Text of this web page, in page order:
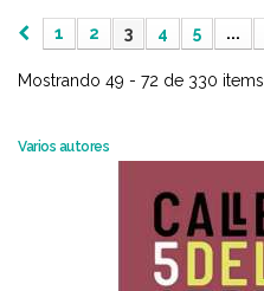
1 2 3 4 5 ...
Mostrando 49 - 72 de 330 items
Varios autores